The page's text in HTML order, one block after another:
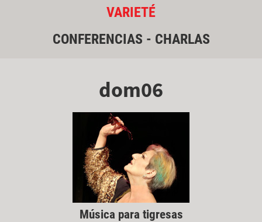
VARIETÉ
CONFERENCIAS - CHARLAS
dom06
Música para tigresas